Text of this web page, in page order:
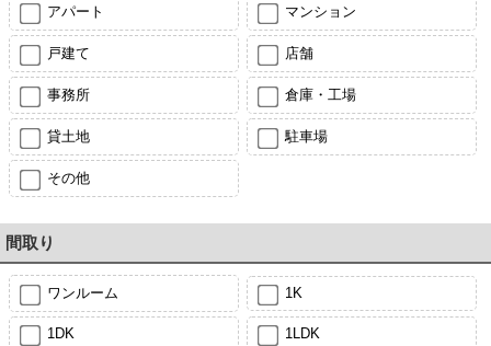
アパート マンション
戸建て 店舗
事務所 倉庫・工場
貸土地 駐車場
その他
間取り
ワンルーム 1K
1DK 1LDK